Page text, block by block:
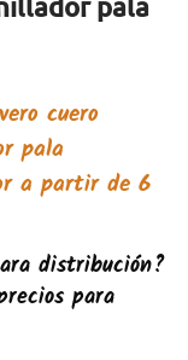
cuero
pala
a partir de 6
distribución?
para